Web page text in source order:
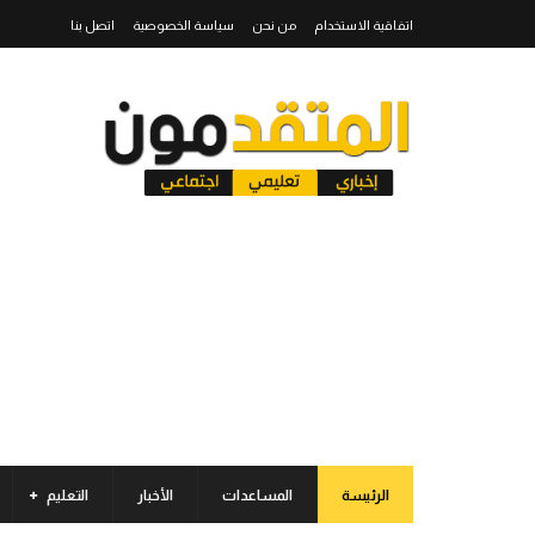
اتفاقية الاستخدام من نحن سياسة الخصوصية اتصل بنا
الرئيسة المساعدات الأخبار التعليم